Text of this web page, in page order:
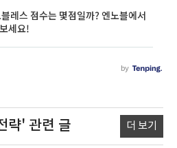
략' 관련 글 더 보기